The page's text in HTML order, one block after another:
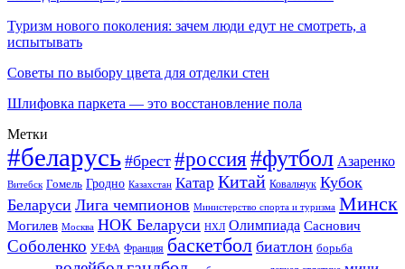
Туризм нового поколения: зачем люди едут не смотреть, а
испытывать
Советы по выбору цвета для отделки стен
Шлифовка паркета — это восстановление пола
Метки
#беларусь #брест #россия#футбол Азаренко
Витебск Гомель Гродно Казахстан Катар Китай Ковальчук Кубок
Беларуси Лига чемпионов Министерство спорта и туризма Минск
Могилев Москва НОК Беларуси НХЛ Олимпиада Саснович
Соболенко УЕФА Франция баскетбол биатлон борьба